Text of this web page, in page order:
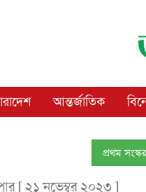
আন্তর্জাতিক
প্রথম
[ ২১ নভেম্বর ২০২৩ ]